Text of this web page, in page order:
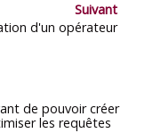
Suivant
d'un opérateur
de pouvoir créer
les requêtes